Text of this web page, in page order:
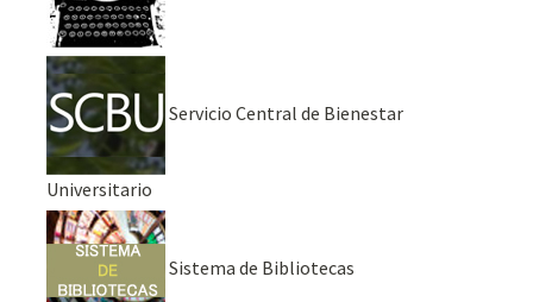
Servicio Central de Bienestar
Universitario
Sistema de Bibliotecas